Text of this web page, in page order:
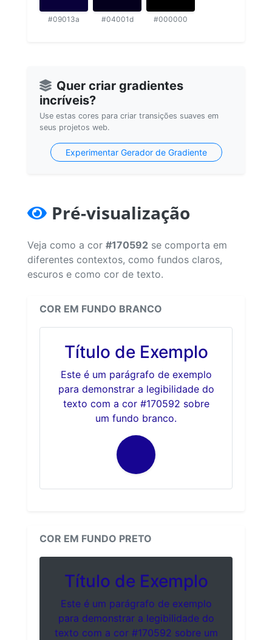
#09013a #04001d #000000
Quer criar gradientes
incríveis?
Use estas cores para criar transições suaves em
seus projetos web.
Experimentar Gerador de Gradiente
Pré-visualização
Veja como a cor #170592 se comporta em
diferentes contextos, como fundos claros,
escuros e como cor de texto.
COR EM FUNDO BRANCO
Título de Exemplo
Este é um parágrafo de exemplo
para demonstrar a legibilidade do
texto com a cor #170592 sobre
um fundo branco.
COR EM FUNDO PRETO
Título de Exemplo
Este é um parágrafo de exemplo
para demonstrar a legibilidade do
texto com a cor #170592 sobre um